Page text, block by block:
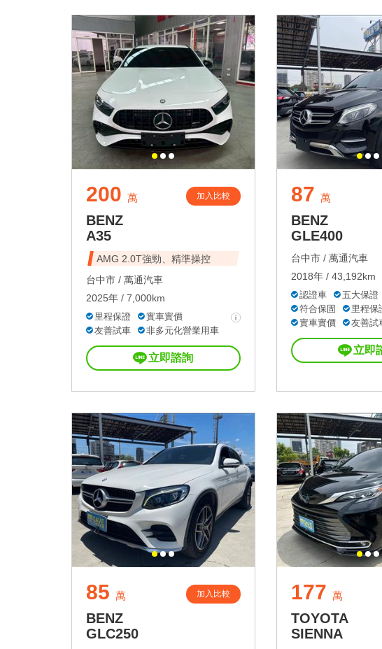
200 萬 加入比較
BENZ
A35
AMG 2.0T強勁、精準操控
台中市 / 萬通汽車
2025年 / 7,000km
里程保證
實車實價
友善試車
非多元化營業用車
立即諮詢
87 萬
BENZ
GLE400
台中市 / 萬通汽車
2018年 / 43,192km
認證車
五大保證
符合保固
里程保
實車實價
友善試
立即
85 萬 加入比較
BENZ
GLC250
177 萬
TOYOTA
SIENNA